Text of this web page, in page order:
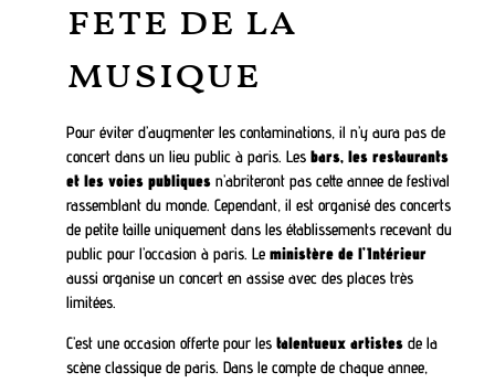
fete de la
musique
Pour éviter d’augmenter les contaminations, il n’y aura pas de
concert dans un lieu public à paris. Les bars, les restaurants
et les voies publiques n’abriteront pas cette annee de festival
rassemblant du monde. Cependant, il est organisé des concerts
de petite taille uniquement dans les établissements recevant du
public pour l’occasion à paris. Le ministère de l’Intérieur
aussi organise un concert en assise avec des places très
limitées.
C’est une occasion offerte pour les talentueux artistes de la
scène classique de paris. Dans le compte de chaque annee,